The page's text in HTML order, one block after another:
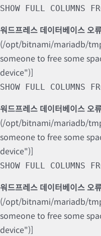
SHOW FULL COLUMNS
워드프레스 데이터베이스 오
(/opt/bitnami/mariadb/
someone to free some
device")]
SHOW FULL COLUMNS
워드프레스 데이터베이스 오
(/opt/bitnami/mariadb/
someone to free some
device")]
SHOW FULL COLUMNS
워드프레스 데이터베이스 오
(/opt/bitnami/mariadb/
someone to free some
device")]